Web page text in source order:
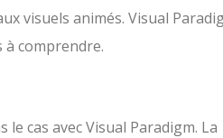
visuels animés. Visual
comprendre.
cas avec Visual Paradigm. La